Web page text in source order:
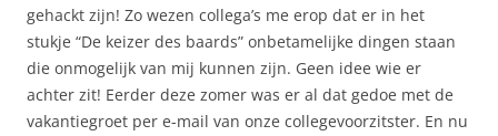
gehackt zijn! Zo wezen collega’s me erop dat er in het
stukje “De keizer des baards” onbetamelijke dingen staan
die onmogelijk van mij kunnen zijn. Geen idee wie er
achter zit! Eerder deze zomer was er al dat gedoe met de
vakantiegroet per e-mail van onze collegevoorzitster. En nu